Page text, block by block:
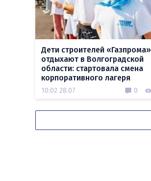
Дети строителей «Газпрома»
отдыхают в Волгоградской
области: стартовала смена
корпоративного лагеря
10:02 28.07 0